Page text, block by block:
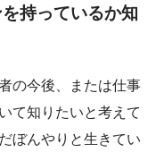
持っているか知
の今後、または仕事
て知りたいと考えて
ぼんやりと生きてい